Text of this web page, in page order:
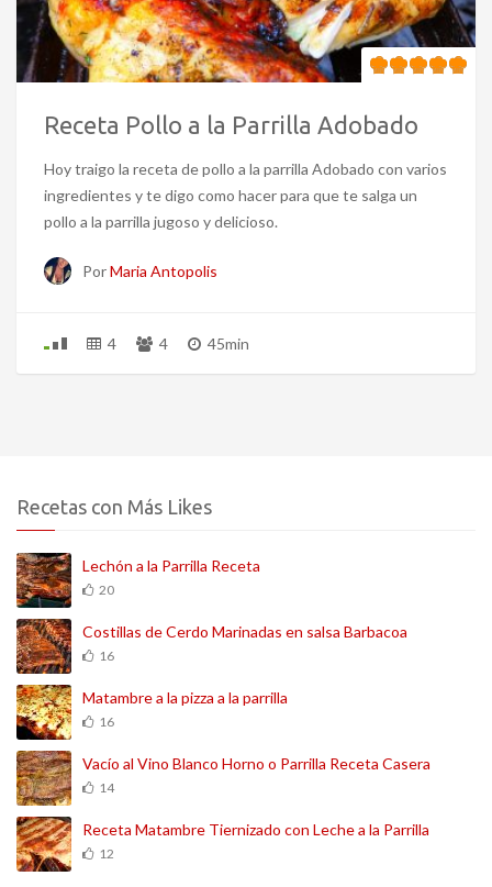
Receta Pollo a la Parrilla Adobado
Hoy traigo la receta de pollo a la parrilla Adobado con varios
ingredientes y te digo como hacer para que te salga un
pollo a la parrilla jugoso y delicioso.
PorMaria Antopolis
4 4 45min
Recetas con Más Likes
Lechón a la Parrilla Receta
20
Costillas de Cerdo Marinadas en salsa Barbacoa
16
Matambre a la pizza a la parrilla
16
Vacío al Vino Blanco Horno o Parrilla Receta Casera
14
Receta Matambre Tiernizado con Leche a la Parrilla
12